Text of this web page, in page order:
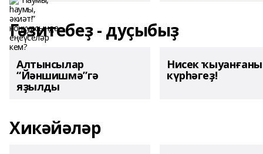
Гәзитебеҙ - дуҫыбыҙ
Алтынсылар
“Йәншишмә”гә
яҙылды
Нисек
күрһәгеҙ!
Хикәйәләр